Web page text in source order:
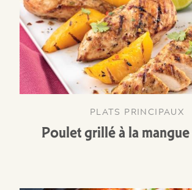
PLATS PRINCIPAUX
Poulet grillé à la